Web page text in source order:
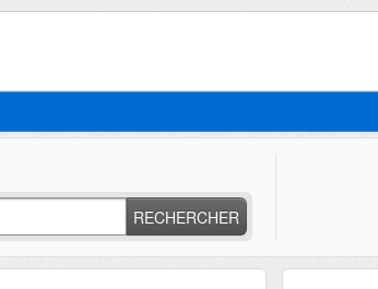
RECHERCHER